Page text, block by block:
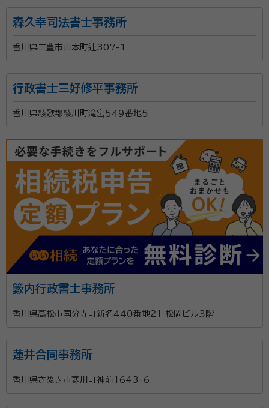
森久幸司法書士事務所
香川県三豊市山本町辻307-1
行政書士三好修平事務所
香川県綾歌郡綾川町滝宮５４９番地５
籔内行政書士事務所
香川県高松市国分寺町新名４４０番地２１ 松岡ビル３階
蓮井合同事務所
香川県さぬき市寒川町神前1643-6